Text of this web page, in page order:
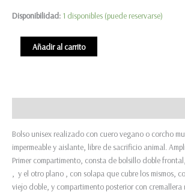
Disponibilidad: 1 disponibles (puede reservarse)
Unisex,
Añadir al carrito
Bolso unisex realizado con cuero vegano o corcho
impermeable y aislante, libre de sacrificio animal.
Primer compartimento, consta de bolsillo doble
, y el otro plano , con solapa que cubre los mismos,
viejo doble, y compartimento posterior con